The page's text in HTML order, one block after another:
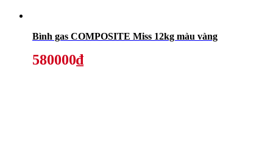
Bình gas COMPOSITE Miss 12kg màu vàng
580000₫